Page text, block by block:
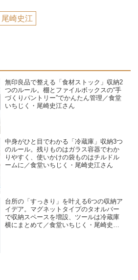
尾崎史江
無印良品で整える「食材ストック」収納2
つのルール。棚とファイルボックスの“手
づくりパントリー”でかんたん管理／食堂
いちじく・尾崎史江さん
中身がひと目でわかる「冷蔵庫」収納3つ
のルール。残りものはガラス容器でわか
りやすく、使いかけの袋ものはチルドル
ームに／食堂いちじく・尾崎史江さん
台所の「すっきり」を叶える6つの収納ア
イデア。マグネットタイプのタオルバー
で収納スペースを増設、ツールは冷蔵庫
横にまとめて／食堂いちじく・尾崎史江